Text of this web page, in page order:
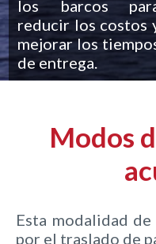
los barcos
reducir los costos
mejorar los
de entrega.
Modos
Esta modalidad
por el traslado de